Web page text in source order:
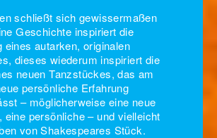
schließt sich gewissermaßen
Geschichte inspiriert die
eines autarken, originalen
dieses wiederum inspiriert die
neuen Tanzstückes, das am
persönliche Erfahrung
– möglicherweise eine neue
eine persönliche – und vielleicht
von Shakespeares Stück.